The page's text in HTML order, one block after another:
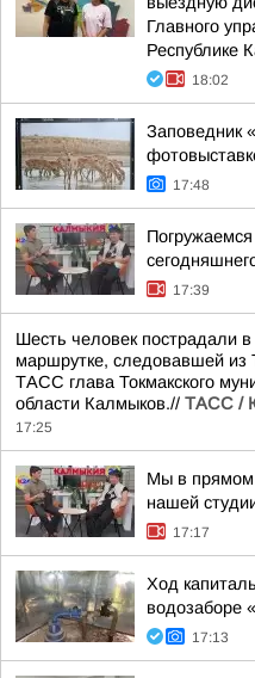
Главного
Республике
18:02
Заповедник
17:48
17:39
Шесть человек пострадали
маршрутке, следовавшей
ТАСС глава Токмакского
области Калмыков.// ТАСС /
17:25
Мы в прямом
нашей
17:17
Ход
водозаборе
17:13